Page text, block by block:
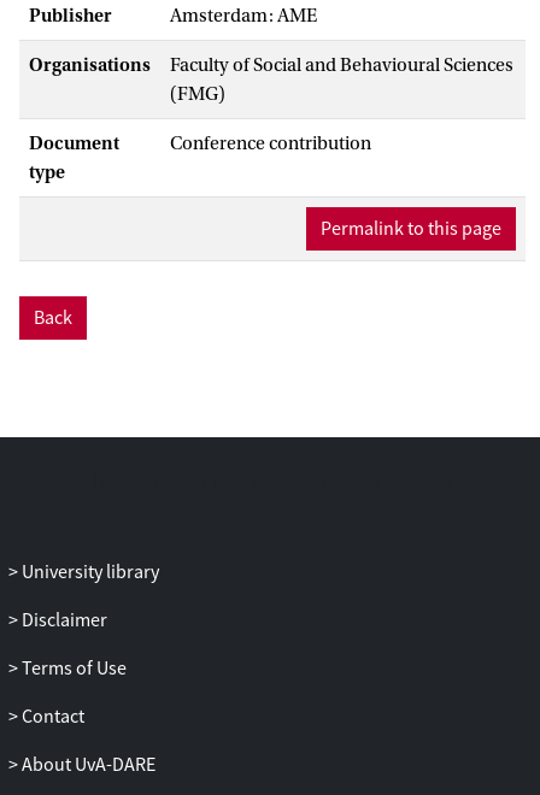
Publisher Amsterdam: AME
Organisations
Faculty of Social and Behavioural Sciences
(FMG)
Document
type
Conference contribution
Permalink to this page
Back
University library
Disclaimer
Terms of Use
Contact
About UvA-DARE